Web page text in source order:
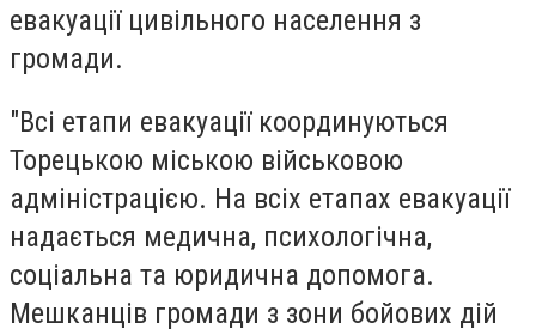
евакуації цивільного населення з
громади.
"Всі етапи евакуації координуються
Торецькою міською військовою
адміністрацією. На всіх етапах евакуації
надається медична, психологічна,
соціальна та юридична допомога.
Мешканців громади з зони бойових дій